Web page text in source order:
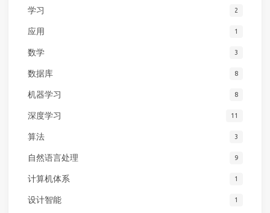
学习 2
应用 1
数学 3
数据库 8
机器学习 8
深度学习 11
算法 3
自然语言处理 9
计算机体系 1
设计智能 1